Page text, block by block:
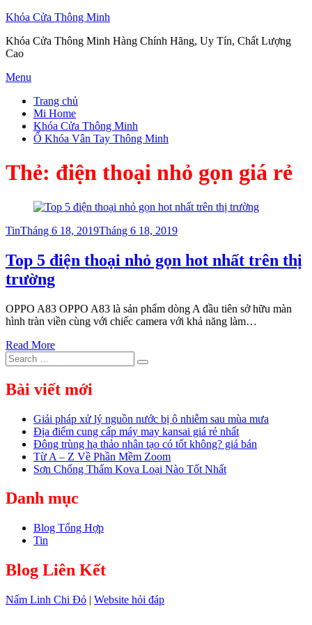
Khóa Cửa Thông Minh
Khóa Cửa Thông Minh Hàng Chính Hãng, Uy Tín, Chất Lượng
Cao
Skip
content
Menu
Trang chủ
Mi Home
Khóa Cửa Thông Minh
Ổ Khóa Vân Tay Thông Minh
Thẻ: điện thoại nhỏ gọn giá rẻ
TinPosted
Tháng 6 18, 2019Tháng 6 18, 2019
Top 5 điện thoại nhỏ gọn hot nhất trên thị
trường
OPPO A83 OPPO A83 là sản phẩm dòng A đầu tiên sở hữu màn
hình tràn viền cùng với chiếc camera với khả năng làm…
Read More
Search
for:
Search
Bài viết mới
Giải pháp xử lý nguồn nước bị ô nhiễm sau mùa mưa
Địa điểm cung cấp máy may kansai giá rẻ nhất
Đông trùng hạ thảo nhân tạo có tốt không? giá bán
Từ A – Z Về Phần Mềm Zoom
Sơn Chống Thấm Kova Loại Nào Tốt Nhất
Danh mục
Blog Tổng Hợp
Tin
Blog Liên Kết
Nấm Linh Chi Đỏ | Website hỏi đáp